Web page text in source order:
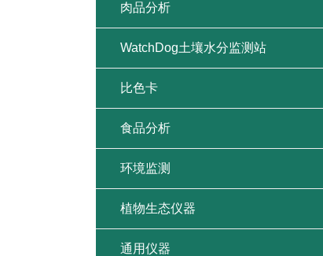
肉品分析
WatchDog土壤水分监测站
比色卡
食品分析
环境监测
植物生态仪器
通用仪器